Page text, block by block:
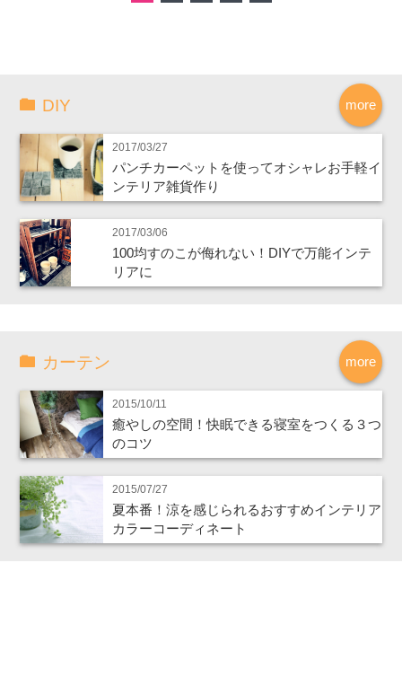
more
DIY
2017/03/27
パンチカーペットを使ってオシャレお手軽イ
ンテリア雑貨作り
2017/03/06
100均すのこが侮れない！DIYで万能インテ
リアに
more
カーテン
2015/10/11
癒やしの空間！快眠できる寝室をつくる３つ
のコツ
2015/07/27
夏本番！涼を感じられるおすすめインテリア
カラーコーディネート